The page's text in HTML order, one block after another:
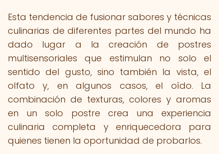
Esta tendencia de fusionar sabores y técnicas
culinarias de diferentes partes del mundo ha
dado lugar a la creación de postres
multisensoriales que estimulan no solo el
sentido del gusto, sino también la vista, el
olfato y, en algunos casos, el oído. La
combinación de texturas, colores y aromas
en un solo postre crea una experiencia
culinaria completa y enriquecedora para
quienes tienen la oportunidad de probarlos.